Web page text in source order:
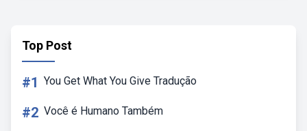
Top Post
#1 You Get What You Give Tradução
#2 Você é Humano Também